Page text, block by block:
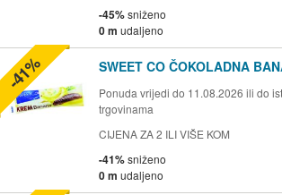
-45%sniženo
0 m udaljeno
SWEET CO ČOKOLADNA
Ponuda vrijedi do 11.08.2026 ili do
trgovinama
CIJENA ZA 2 ILI VIŠE KOM
-41%sniženo
0 m udaljeno
-41%